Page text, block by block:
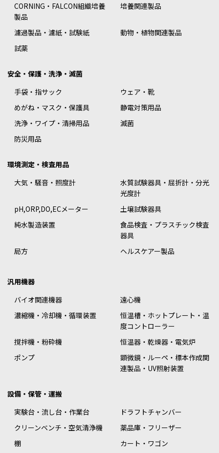
CORNING・FALCON組織培養
製品
培養関連製品
濾過製品・濾紙・試験紙
動物・植物関連製品
試薬
安全・保護・洗浄・滅菌
手袋・指サック
ウェア・靴
めがね・マスク・保護具
静電対策用品
洗浄・ワイプ・清掃用品
滅菌
防災用品
環境測定・検査用品
大気・騒音・照度計
水質試験器具・屈折計・分光
光度計
pH,ORP,DO,ECメーター
土壌試験器具
純水製造装置
食品検査・プラスチック検査
器具
局方
ヘルスケアー製品
汎用機器
バイオ関連機器
遠心機
濃縮機・冷却機・循環装置
恒温槽・ホットプレート・温
度コントローラー
撹拌機・粉砕機
恒温器・乾燥器・電気炉
ポンプ
顕微鏡・ルーペ・標本作成関
連製品・UV照射装置
設備・保管・運搬
実験台・流し台・作業台
ドラフトチャンバー
クリーンベンチ・空気清浄機
薬品庫・フリーザー
棚
カート・ワゴン